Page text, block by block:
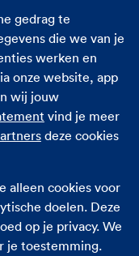
gedrag te
die we van je
werken en
onze website, app
wij jouw
vind je meer
deze cookies
alleen cookies voor
doelen. Deze
op je privacy. We
je toestemming.